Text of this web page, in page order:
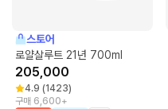
스토어
로얄살루트 21년 700ml
205,000
4.9 (1423)
구매 6,600+